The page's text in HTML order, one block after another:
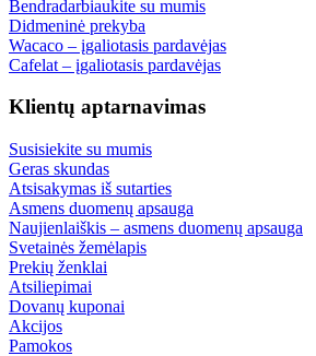
Bendradarbiaukite su mumis
Didmeninė prekyba
Wacaco – įgaliotasis pardavėjas
Cafelat – įgaliotasis pardavėjas
Klientų aptarnavimas
Susisiekite su mumis
Geras skundas
Atsisakymas iš sutarties
Asmens duomenų apsauga
Naujienlaiškis – asmens duomenų apsauga
Svetainės žemėlapis
Prekių ženklai
Atsiliepimai
Dovanų kuponai
Akcijos
Pamokos